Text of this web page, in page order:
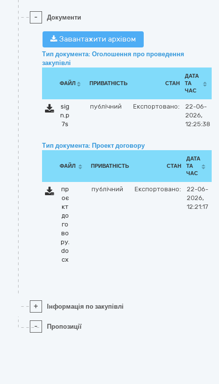
- Документи
Завантажити архівом
Тип документа: Оголошення про проведення
закупівлі
ФАЙЛ ПРИВАТНІСТЬ СТАН
ДАТА
ТА
ЧАС
sig
n.p
7s
публічний Експортовано:
22-06-
2026,
12:25:38
Тип документа: Проект договору
ФАЙЛ ПРИВАТНІСТЬ СТАН
ДАТА
ТА
ЧАС
пр
оє
кт
до
го
во
ру.
do
cx
публічний Експортовано:
22-06-
2026,
12:21:17
+ Інформація по закупівлі
- Пропозиції